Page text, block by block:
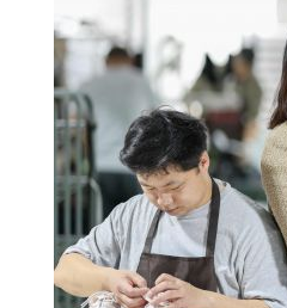
东山县通报“牛蛙产品抗生素超标问题